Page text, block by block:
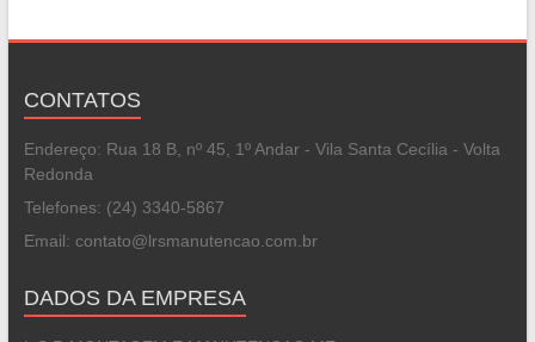
CONTATOS
Endereço: Rua 18 B, nº 45, 1º Andar - Vila Santa Cecília - Volta
Redonda
Telefones: (24) 3340-5867
Email: contato@lrsmanutencao.com.br
DADOS DA EMPRESA